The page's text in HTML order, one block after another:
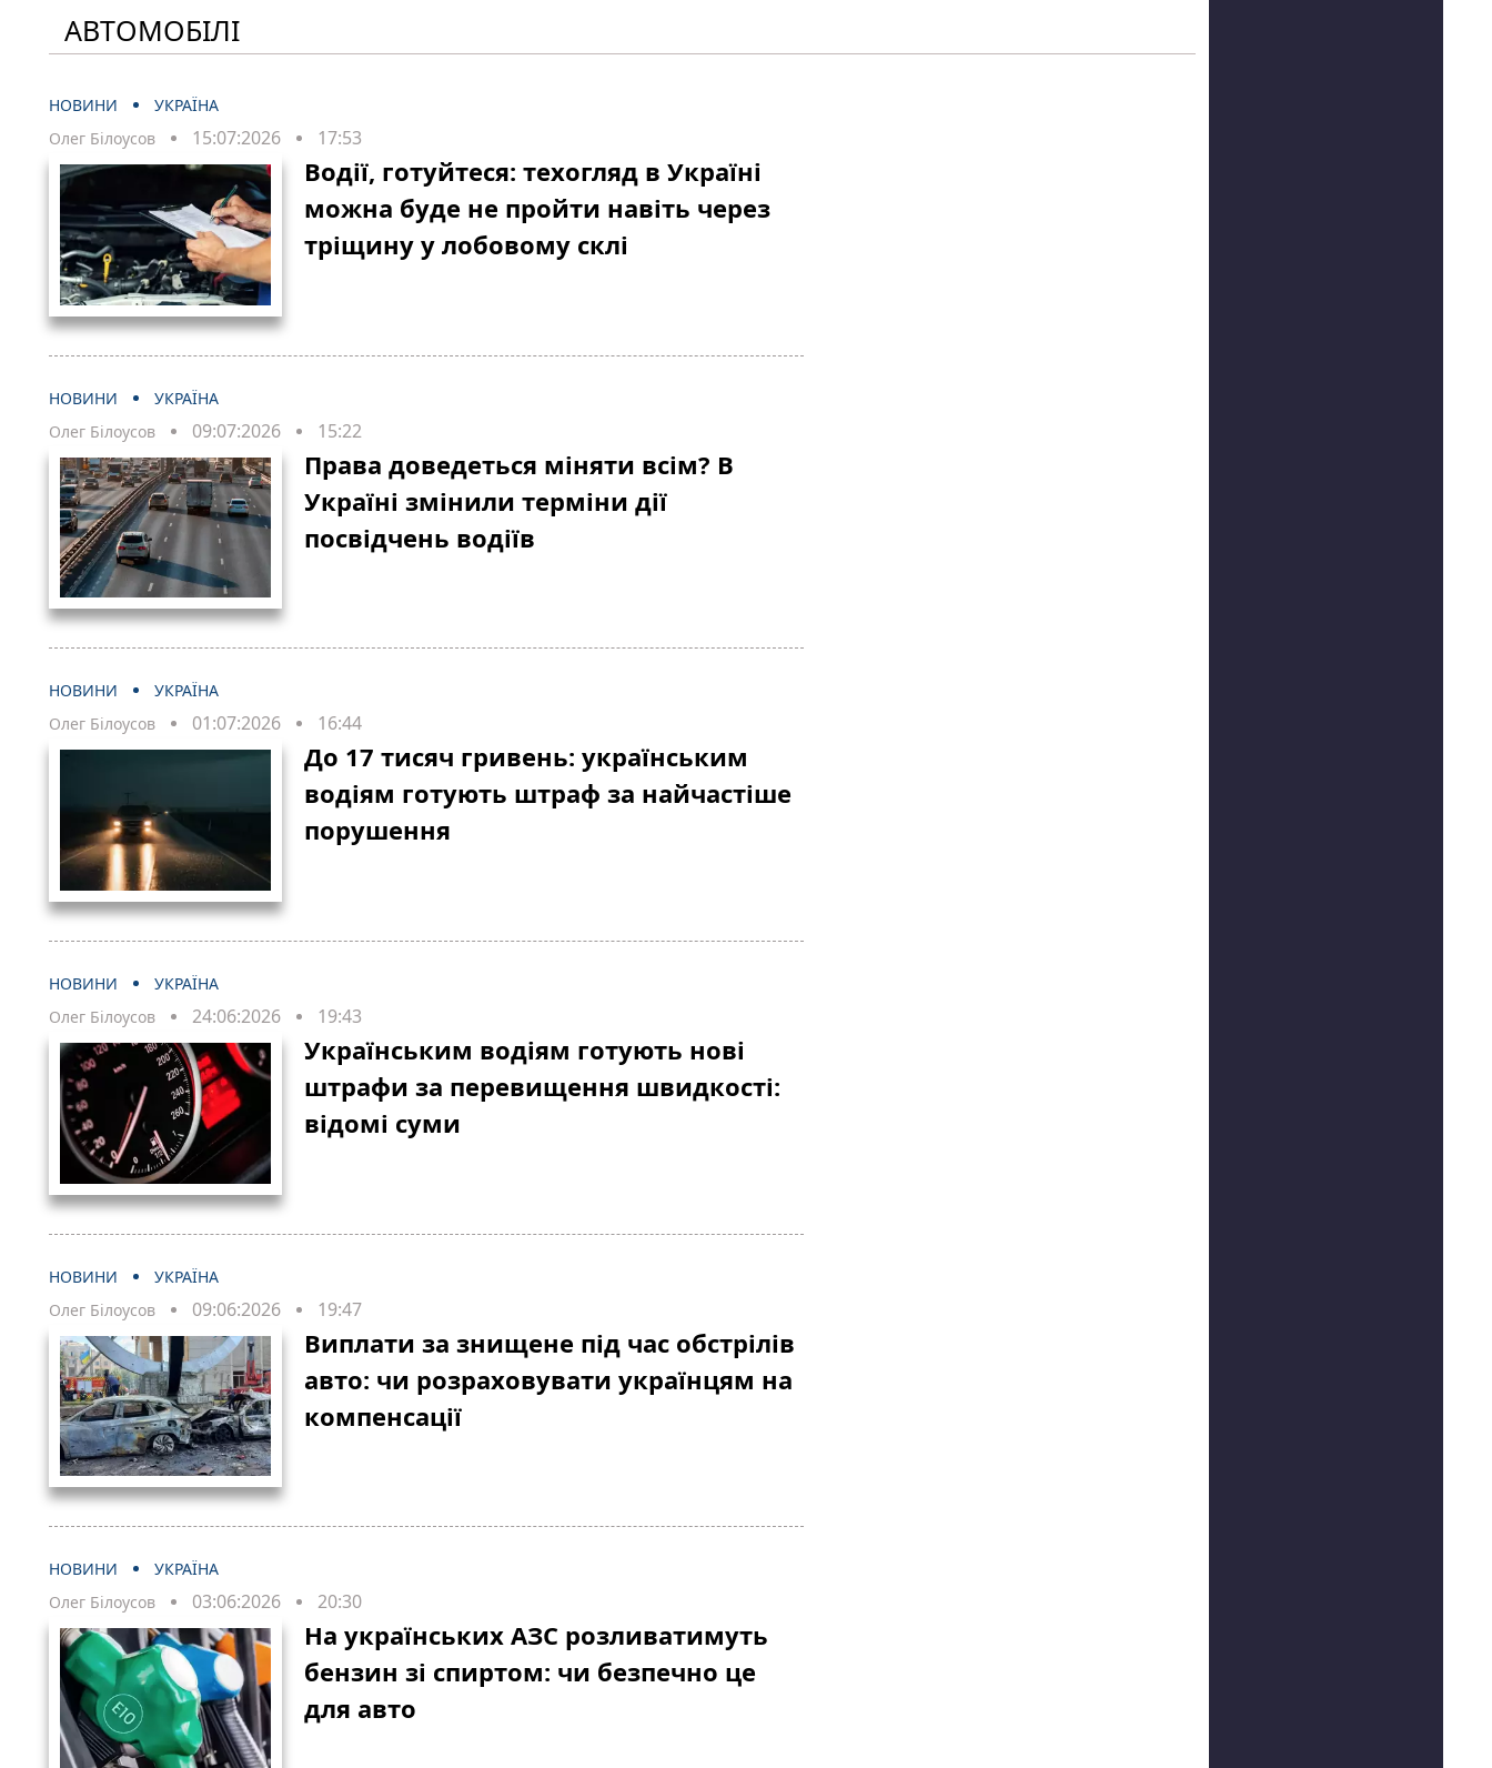
АВТОМОБІЛІ
НОВИНИ
УКРАЇНА
Олег Білоусов
15:07:2026 17:53
Водії, готуйтеся: техогляд в Україні
можна буде не пройти навіть через
тріщину у лобовому склі
НОВИНИ
УКРАЇНА
Олег Білоусов
09:07:2026 15:22
Права доведеться міняти всім? В
Україні змінили терміни дії
посвідчень водіїв
НОВИНИ
УКРАЇНА
Олег Білоусов
01:07:2026 16:44
До 17 тисяч гривень: українським
водіям готують штраф за найчастіше
порушення
НОВИНИ
УКРАЇНА
Олег Білоусов
24:06:2026 19:43
Українським водіям готують нові
штрафи за перевищення швидкості:
відомі суми
НОВИНИ
УКРАЇНА
Олег Білоусов
09:06:2026 19:47
Виплати за знищене під час обстрілів
авто: чи розраховувати українцям на
компенсації
НОВИНИ
УКРАЇНА
Олег Білоусов
03:06:2026 20:30
На українських АЗС розливатимуть
бензин зі спиртом: чи безпечно це
для авто